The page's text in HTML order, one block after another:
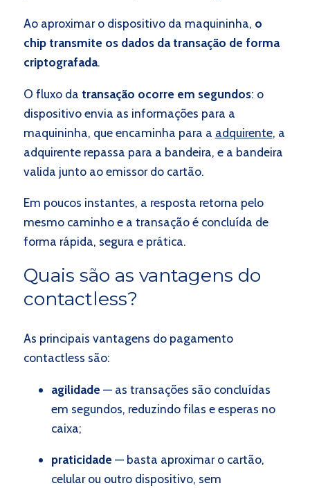
Ao aproximar o dispositivo da maquininha, o
chip transmite os dados da transação de forma
criptografada.
O fluxo da transação ocorre em segundos: o
dispositivo envia as informações para a
maquininha, que encaminha para a adquirente, a
adquirente repassa para a bandeira, e a bandeira
valida junto ao emissor do cartão.
Em poucos instantes, a resposta retorna pelo
mesmo caminho e a transação é concluída de
forma rápida, segura e prática.
Quais são as vantagens do
contactless?
As principais vantagens do pagamento
contactless são:
agilidade — as transações são concluídas
em segundos, reduzindo filas e esperas no
caixa;
praticidade — basta aproximar o cartão,
celular ou outro dispositivo, sem